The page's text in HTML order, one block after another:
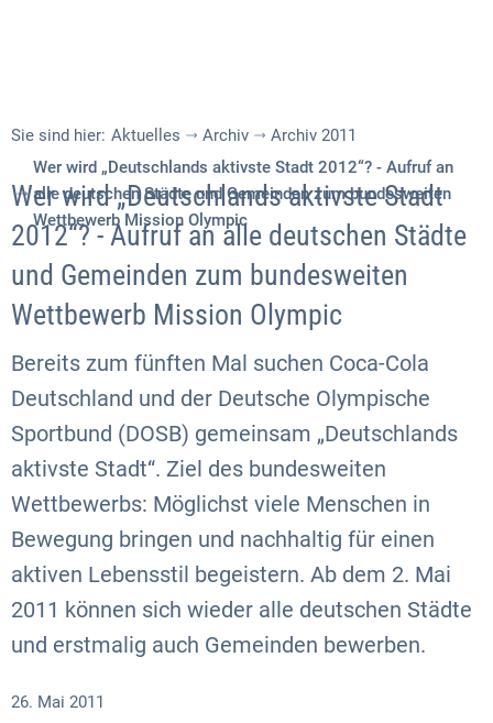
Sie sind hier: Aktuelles Archiv
Archiv 2011
Wer wird „Deutschlands aktivste Stadt 2012“? - Aufruf an
alle deutschen Städte und Gemeinden zum bundesweiten
Wettbewerb Mission Olympic
Wer wird „Deutschlands aktivste Stadt
2012“? - Aufruf an alle deutschen Städte
und Gemeinden zum bundesweiten
Wettbewerb Mission Olympic
Bereits zum fünften Mal suchen Coca-Cola
Deutschland und der Deutsche Olympische
Sportbund (DOSB) gemeinsam „Deutschlands
aktivste Stadt“. Ziel des bundesweiten
Wettbewerbs: Möglichst viele Menschen in
Bewegung bringen und nachhaltig für einen
aktiven Lebensstil begeistern. Ab dem 2. Mai
2011 können sich wieder alle deutschen Städte
und erstmalig auch Gemeinden bewerben.
26. Mai 2011